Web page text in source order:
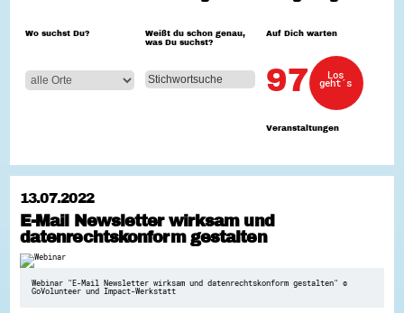
Zeig uns dein Ehrenamt
Wettbewerb | Trikotwettbewerb
Wettbewerb | 80 Jahre Hessen - Engagement
Ausgezeichnete Projekte
Engagement-Lotsen
Crowdfunding - Viele schaffen mehr
Förderprogramme
Freiwilligenmanagement
Hessen engagiert - Digitale Themenabende
Wo suchst Du?
Weißt du schon genau,
was Du suchst?
Auf Dich warten
97
Veranstaltungen
Los
geht´s
13.07.2022
E-Mail Newsletter wirksam und
datenrechtskonform gestalten
Webinar "E-Mail Newsletter wirksam und datenrechtskonform gestalten" ©
GoVolunteer und Impact-Werkstatt